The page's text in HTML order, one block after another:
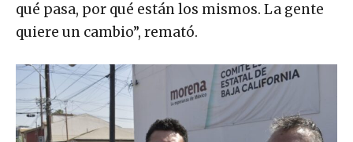
qué pasa, por qué están los mismos. La gente
quiere un cambio”, remató.